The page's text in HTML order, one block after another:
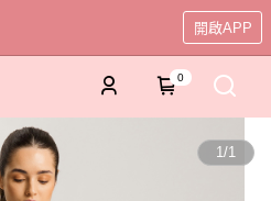
開啟APP
0
1/1